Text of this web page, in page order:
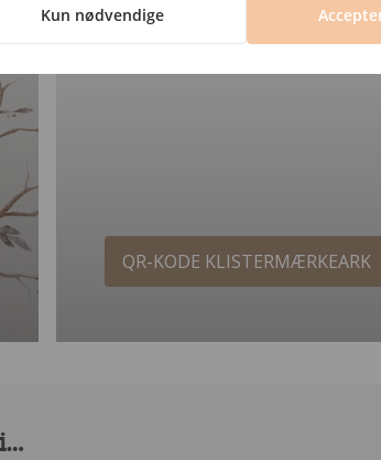
QR-KODE KLISTERMÆRKEARK
Kun nødvendige